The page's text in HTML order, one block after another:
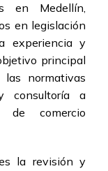
en Medellín,
en legislación
experiencia y
principal
normativas
consultoría a
de comercio
la revisión y